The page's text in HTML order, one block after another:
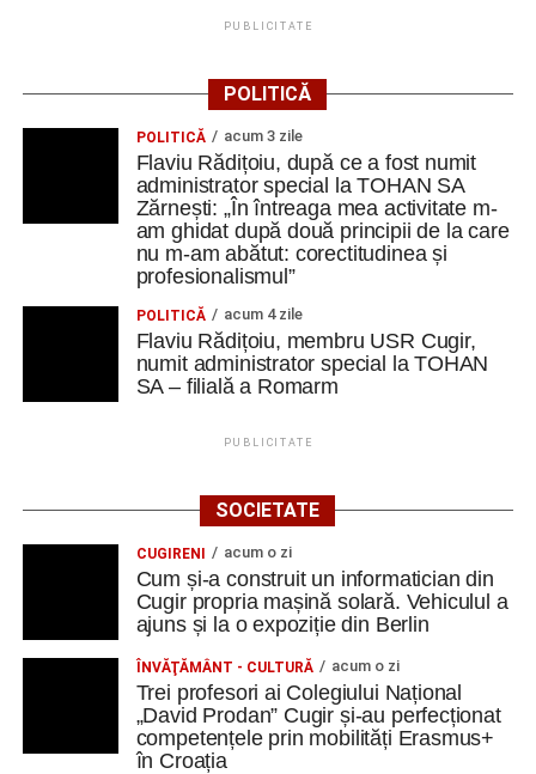
PUBLICITATE
POLITICĂ
POLITICĂ acum 3 zile
Flaviu Rădițoiu, după ce a fost numit
administrator special la TOHAN SA
Zărnești: „În întreaga mea activitate m-
am ghidat după două principii de la care
nu m-am abătut: corectitudinea și
profesionalismul”
POLITICĂ acum 4 zile
Flaviu Rădițoiu, membru USR Cugir,
numit administrator special la TOHAN
SA – filială a Romarm
PUBLICITATE
SOCIETATE
CUGIRENI acum o zi
Cum și-a construit un informatician din
Cugir propria mașină solară. Vehiculul a
ajuns și la o expoziție din Berlin
ÎNVĂŢĂMÂNT - CULTURĂ acum o zi
Trei profesori ai Colegiului Național
„David Prodan” Cugir și-au perfecționat
competențele prin mobilități Erasmus+
în Croația